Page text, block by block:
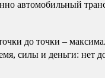
автомобильный
до точки –
силы и деньги: нет